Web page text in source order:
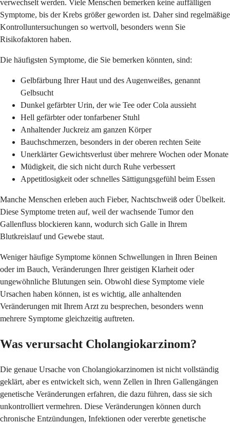
verwechselt werden. Viele Menschen bemerken keine auffälligen
Symptome, bis der Krebs größer geworden ist. Daher sind regelmäßige
Kontrolluntersuchungen so wertvoll, besonders wenn Sie
Risikofaktoren haben.
Die häufigsten Symptome, die Sie bemerken könnten, sind:
Gelbfärbung Ihrer Haut und des Augenweißes, genannt
Gelbsucht
Dunkel gefärbter Urin, der wie Tee oder Cola aussieht
Hell gefärbter oder tonfarbener Stuhl
Anhaltender Juckreiz am ganzen Körper
Bauchschmerzen, besonders in der oberen rechten Seite
Unerklärter Gewichtsverlust über mehrere Wochen oder Monate
Müdigkeit, die sich nicht durch Ruhe verbessert
Appetitlosigkeit oder schnelles Sättigungsgefühl beim Essen
Manche Menschen erleben auch Fieber, Nachtschweiß oder Übelkeit.
Diese Symptome treten auf, weil der wachsende Tumor den
Gallenfluss blockieren kann, wodurch sich Galle in Ihrem
Blutkreislauf und Gewebe staut.
Weniger häufige Symptome können Schwellungen in Ihren Beinen
oder im Bauch, Veränderungen Ihrer geistigen Klarheit oder
ungewöhnliche Blutungen sein. Obwohl diese Symptome viele
Ursachen haben können, ist es wichtig, alle anhaltenden
Veränderungen mit Ihrem Arzt zu besprechen, besonders wenn
mehrere Symptome gleichzeitig auftreten.
Was verursacht Cholangiokarzinom?
Die genaue Ursache von Cholangiokarzinomen ist nicht vollständig
geklärt, aber es entwickelt sich, wenn Zellen in Ihren Gallengängen
genetische Veränderungen erfahren, die dazu führen, dass sie sich
unkontrolliert vermehren. Diese Veränderungen können durch
chronische Entzündungen, Infektionen oder vererbte genetische